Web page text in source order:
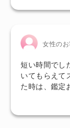
女性のお
短い時間でし
いてもらえて
た時は、鑑定